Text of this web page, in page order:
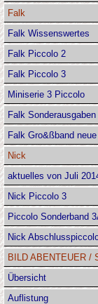
Falk
Falk Wissenswertes
Falk Piccolo 2
Falk Piccolo 3
Miniserie 3 Piccolo
Falk Sonderausgaben
Falk Gro&ßband
Nick
aktuelles von Juli
Nick Piccolo 3
Piccolo Sonderband
Nick
BILD ABENTEUER /
Übersicht
Auflistung